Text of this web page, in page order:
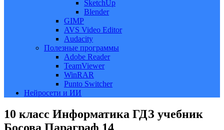
SketchUp
Blender
GIMP
AVS Video Editor
Audacity
Полезные программы
Adobe Reader
TeamViewer
WinRAR
Punto Switcher
Нейросети и ИИ
10 класс Информатика ГДЗ учебник